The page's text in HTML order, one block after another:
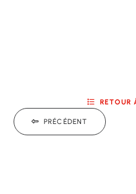
PRÉCÉDENT
RETOUR